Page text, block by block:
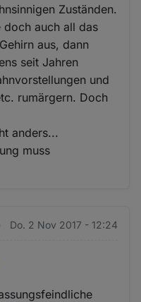
Zuständen.
doch auch all das
aus, dann
seit Jahren
und
rumärgern. Doch
anders...
muss
Do. 2 Nov 2017 - 12:24